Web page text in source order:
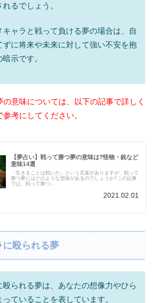
るでしょう。
キャラと戦って負ける夢の場合は、自
ずに将来や未来に対して強い不安を抱
示です。
意味については、以下の記事で詳しく
考にしてください。
【夢占い】戦って勝つ夢の意味は?怪物・銃など
意味14選
「生きることは戦いだ」という言葉がありますが、戦って
勝つ夢にはどのような意味があるのでしょうか?この記事
では、戦って勝つ...
2021.02.01
に殴られる夢
殴られる夢は、あなたの想像力やひら
ていることを表しています。